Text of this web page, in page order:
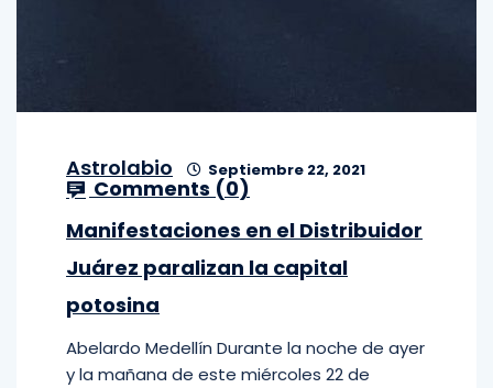
Astrolabio Septiembre 22, 2021
Comments (0)
Manifestaciones en el Distribuidor
Juárez paralizan la capital
potosina
Abelardo Medellín Durante la noche de ayer
y la mañana de este miércoles 22 de